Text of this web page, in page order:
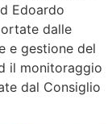
Edoardo
dalle
e gestione del
il monitoraggio
dal Consiglio